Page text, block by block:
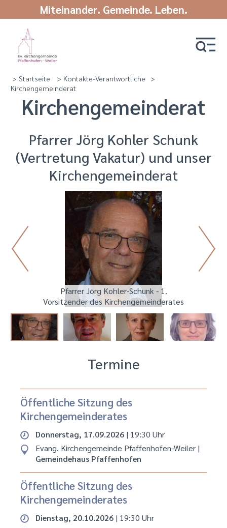
Miteinander. Gemeinde. Leben.
> Startseite > Kontakte-Verantwortliche
>
Kirchengemeinderat
Kirchengemeinderat
Pfarrer Jörg Kohler Schunk
(Vertretung Vakatur) und unser
Kirchengemeinderat
Pfarrer Jörg Kohler-Schunk - 1.
Vorsitzender des Kirchengemeinderates
Termine
Öffentliche Sitzung des
Kirchengemeinderates
Donnerstag, 17.09.2026 | 19:30 Uhr
Evang. Kirchengemeinde Pfaffenhofen-Weiler |
Gemeindehaus Pfaffenhofen
Öffentliche Sitzung des
Kirchengemeinderates
Dienstag, 20.10.2026 | 19:30 Uhr